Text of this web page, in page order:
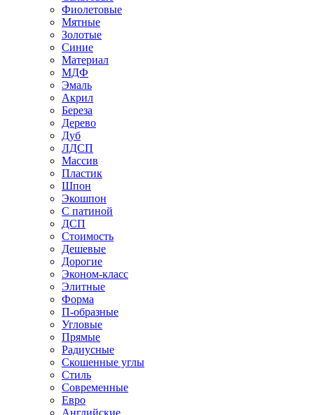
Фиолетовые
Мятные
Золотые
Синие
Материал
МДФ
Эмаль
Акрил
Береза
Дерево
Дуб
ЛДСП
Массив
Пластик
Шпон
Экошпон
С патиной
ДСП
Стоимость
Дешевые
Дорогие
Эконом-класс
Элитные
Форма
П-образные
Угловые
Прямые
Радиусные
Скошенные углы
Стиль
Современные
Евро
Английские